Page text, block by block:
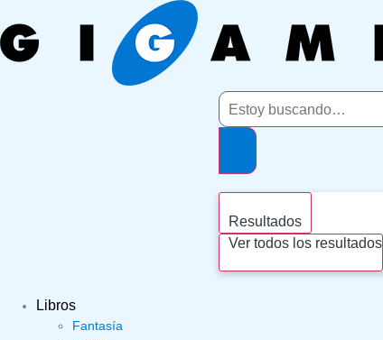
al
contenido
Search
Resultados
Ver todos los resultados
Libros
Fantasía